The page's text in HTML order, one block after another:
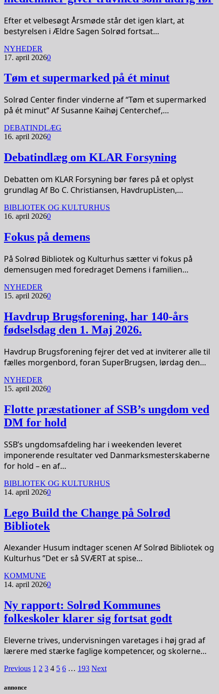
Efter et velbesøgt Årsmøde står det igen klart, at
bestyrelsen i Ældre Sagen Solrød fortsat…
NYHEDER
17. april 20260
Tøm et supermarked på ét minut
Solrød Center finder vinderne af “Tøm et supermarked
på ét minut” Af Susanne Kaihøj Centerchef,…
DEBATINDLÆG
16. april 20260
Debatindlæg om KLAR Forsyning
Debatten om KLAR Forsyning bør føres på et oplyst
grundlag Af Bo C. Christiansen, HavdrupListen,…
BIBLIOTEK OG KULTURHUS
16. april 20260
Fokus på demens
På Solrød Bibliotek og Kulturhus sætter vi fokus på
demensugen med foredraget Demens i familien…
NYHEDER
15. april 20260
Havdrup Brugsforening, har 140-års
fødselsdag den 1. Maj 2026.
Havdrup Brugsforening fejrer det ved at inviterer alle til
fælles morgenbord, foran SuperBrugsen, lørdag den…
NYHEDER
15. april 20260
Flotte præstationer af SSB’s ungdom ved
DM for hold
SSB’s ungdomsafdeling har i weekenden leveret
imponerende resultater ved Danmarksmesterskaberne
for hold – en af…
BIBLIOTEK OG KULTURHUS
14. april 20260
Lego Build the Change på Solrød
Bibliotek
Alexander Husum indtager scenen Af Solrød Bibliotek og
Kulturhus ”Det er så SVÆRT at spise…
KOMMUNE
14. april 20260
Ny rapport: Solrød Kommunes
folkeskoler klarer sig fortsat godt
Eleverne trives, undervisningen varetages i høj grad af
lærere med stærke faglige kompetencer, og skolerne…
Previous 1 2 3 4 5 6 … 193 Next
annonce